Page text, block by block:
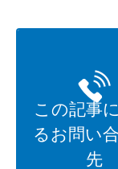
この記事
るお問い
先